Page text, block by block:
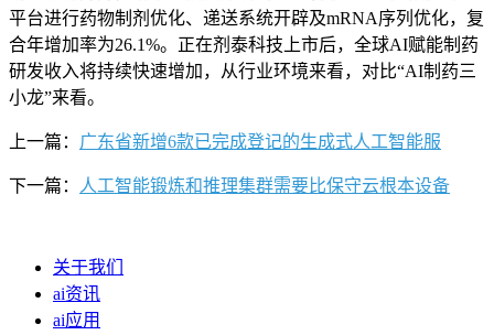
平台进行药物制剂优化、递送系统开辟及mRNA序列优化，复
合年增加率为26.1%。正在剂泰科技上市后，全球AI赋能制药
研发收入将持续快速增加，从行业环境来看，对比“AI制药三
小龙”来看。
上一篇： 广东省新增6款已完成登记的生成式人工智能服
下一篇： 人工智能锻炼和推理集群需要比保守云根本设备
关于我们
ai资讯
ai应用